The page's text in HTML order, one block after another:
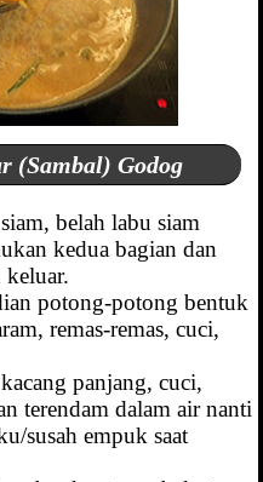
(Sambal) Godog
belah labu siam
kedua bagian dan
keluar.
potong-potong bentuk
remas-remas, cuci,
panjang, cuci,
terendam dalam air nanti
susah empuk saat